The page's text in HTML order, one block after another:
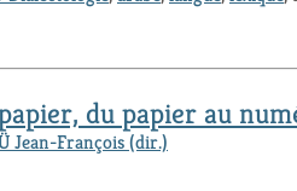
du papier au
Jean-François (dir.)